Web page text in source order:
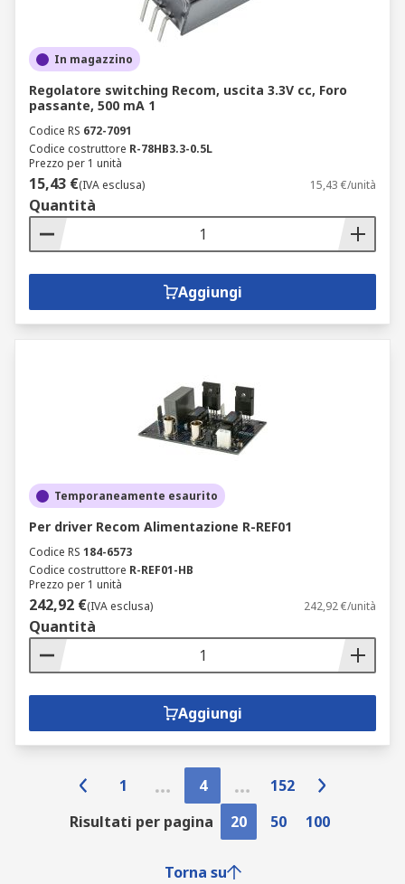
In magazzino
Regolatore switching Recom, uscita 3.3V cc, Foro
passante, 500 mA 1
Codice RS 672-7091
Codice costruttore R-78HB3.3-0.5L
Prezzo per 1 unità
15,43 €(IVA esclusa) 15,43 €/unità
Quantità
Aggiungi
Temporaneamente esaurito
Per driver Recom Alimentazione R-REF01
Codice RS 184-6573
Codice costruttore R-REF01-HB
Prezzo per 1 unità
242,92 €(IVA esclusa) 242,92 €/unità
Quantità
Aggiungi
1 4
152
Risultati per pagina
20 50 100
Torna su